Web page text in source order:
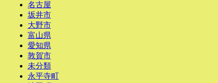
名古屋
坂井市
大野市
富山県
愛知県
敦賀市
未分類
永平寺町